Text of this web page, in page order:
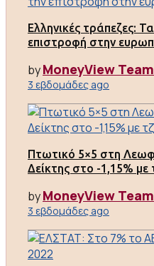
Ελληνικές τράπεζες:
επιστροφή στην
byMoneyView Team
3 εβδομάδες ago
Πτωτικό 5×5 στη
Δείκτης στο -1,15% με
byMoneyView Team
3 εβδομάδες ago